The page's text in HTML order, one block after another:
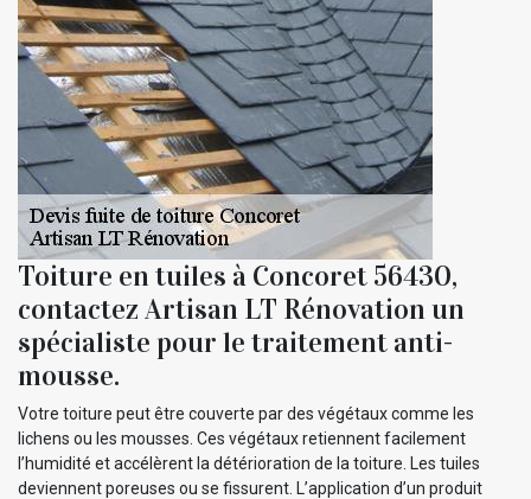
Toiture en tuiles à Concoret 56430,
contactez Artisan LT Rénovation un
spécialiste pour le traitement anti-
mousse.
Votre toiture peut être couverte par des végétaux comme les
lichens ou les mousses. Ces végétaux retiennent facilement
l’humidité et accélèrent la détérioration de la toiture. Les tuiles
deviennent poreuses ou se fissurent. L’application d’un produit